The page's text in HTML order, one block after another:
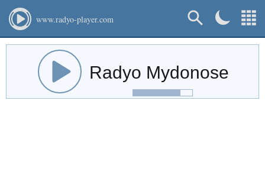
www.radyo-player.com
Radyo Mydonose